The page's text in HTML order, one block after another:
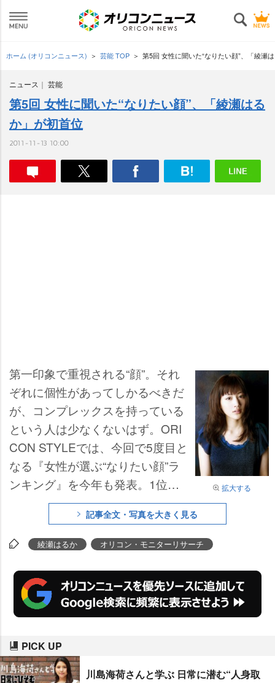
ホーム (オリコンニュース) 芸能 TOP 第5回 女性に聞いた“なりたい顔”、「綾瀬
ニュース 芸能
第5回 女性に聞いた“なりたい顔”、「綾瀬はる
か」が初首位
2011-11-13 10:00
拡大する
第一印象で重視される“顔”。それ
ぞれに個性があってしかるべきだ
が、コンプレックスを持っている
という人は少なくないはず。ORI
CON STYLEでは、今回で5度目と
なる『女性が選ぶ“なりたい顔”ラ
ンキング』を今年も発表。1位に
は、2013年度NHK大河『八重の
桜』の主演に抜擢されるなど、女
優として確実に成長を遂げる【綾
輝いた。透明感溢れる美肌、そし
て思わず微笑み返したくなるよう
な優しい笑顔は女性たちにとって
綾瀬は、「びっくりです。私が選
んでもらえるなんて… えーっ!? あ
記事全文・写真を大きく見る
綾瀬はるか オリコン・モニターリサーチ
PICK UP
川島海荷さんと学ぶ 日常に潜む“人身取